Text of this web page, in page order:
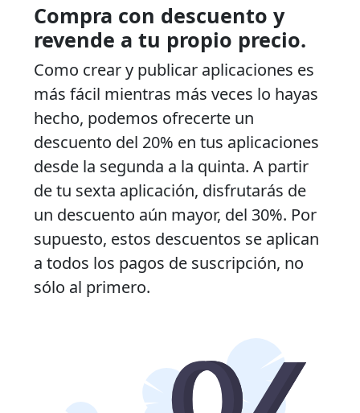
Compra con descuento y
revende a tu propio precio.
Como crear y publicar aplicaciones es
más fácil mientras más veces lo hayas
hecho, podemos ofrecerte un
descuento del 20% en tus aplicaciones
desde la segunda a la quinta. A partir
de tu sexta aplicación, disfrutarás de
un descuento aún mayor, del 30%. Por
supuesto, estos descuentos se aplican
a todos los pagos de suscripción, no
sólo al primero.